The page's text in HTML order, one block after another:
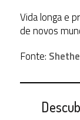
Vida longa e
de novos
Fonte: